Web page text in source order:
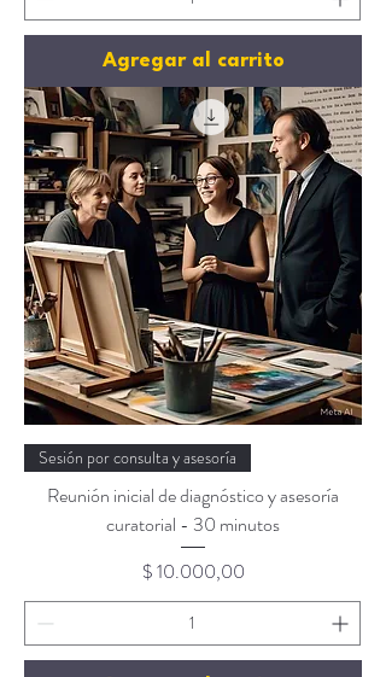
Agregar al carrito
Sesión por consulta y asesoría
Reunión inicial de diagnóstico y asesoría
curatorial - 30 minutos
Precio
$ 10.000,00